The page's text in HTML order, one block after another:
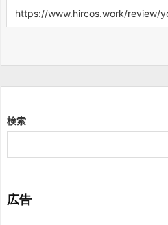
検索
広告